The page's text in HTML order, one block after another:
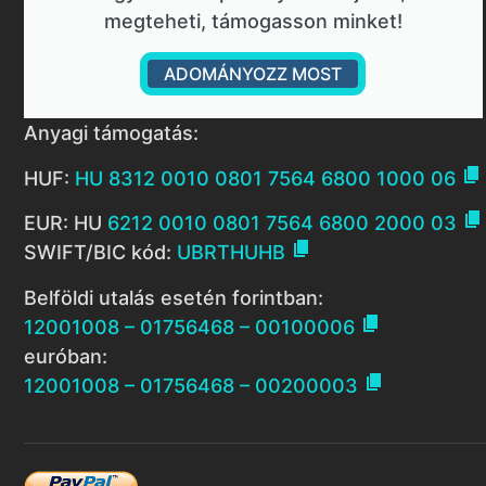
megteheti, támogasson minket!
ADOMÁNYOZZ MOST
Anyagi támogatás:
HUF: HU 8312 0010 0801 7564 6800 1000 06 
EUR: HU 6212 0010 0801 7564 6800 2000 03 
SWIFT/BIC kód: UBRTHUHB 
Belföldi utalás esetén forintban:
12001008 – 01756468 – 00100006 
euróban:
12001008 – 01756468 – 00200003 